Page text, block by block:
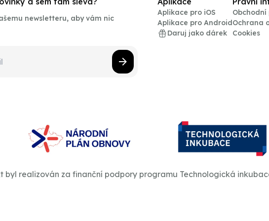
newsletteru, aby vám nic
Aplikace pro iOS
Aplikace pro Android
Daruj jako dárek
Ochrana
Cookies
byl realizován za finanční podpory programu Technologická